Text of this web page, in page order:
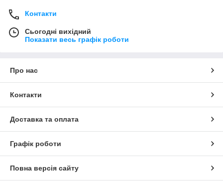
Контакти
Сьогодні вихідний
Показати весь графік роботи
Про нас
Контакти
Доставка та оплата
Графік роботи
Повна версія сайту